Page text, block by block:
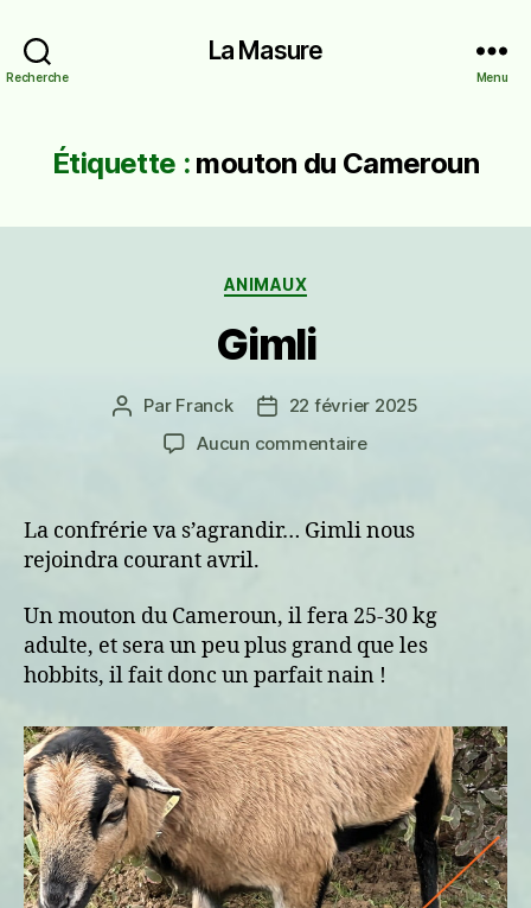
Recherche
La Masure
Menu
Étiquette : mouton du Cameroun
Catégories
ANIMAUX
Gimli
Auteur
l’article
Par Franck
Date22 février 2025
Aucun commentairesur
La confrérie va s’agrandir… Gimli nous
rejoindra courant avril.
Un mouton du Cameroun, il fera 25-30 kg
adulte, et sera un peu plus grand que les
hobbits, il fait donc un parfait nain !